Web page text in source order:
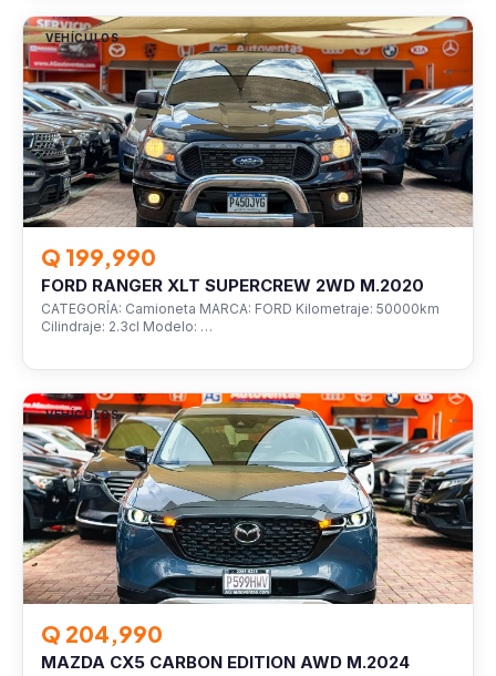
VEHÍCULOS
Q 199,990
FORD RANGER XLT SUPERCREW 2WD M.2020
CATEGORÍA: Camioneta MARCA: FORD Kilometraje: 50000km
Cilindraje: 2.3cl Modelo: …
VEHÍCULOS
Q 204,990
MAZDA CX5 CARBON EDITION AWD M.2024